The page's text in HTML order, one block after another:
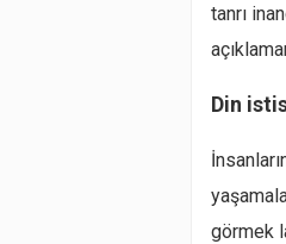
tanrı
Din
görmek